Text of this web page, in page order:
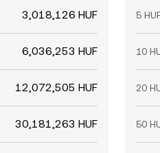
3,018,126 HUF
6,036,253 HUF
12,072,505 HUF
30,181,263 HUF
5
10
20
50